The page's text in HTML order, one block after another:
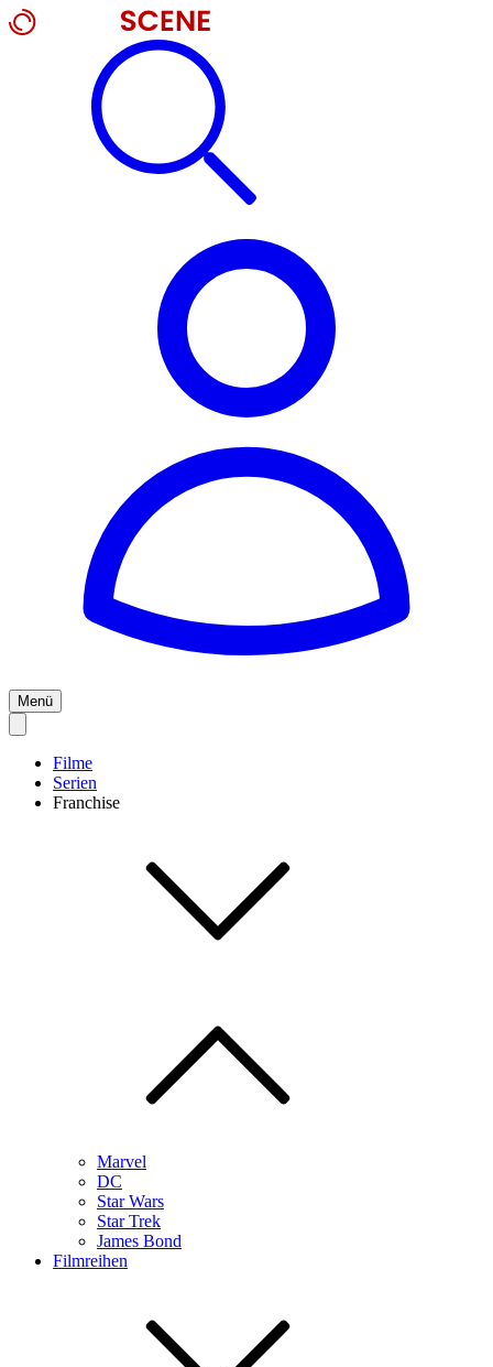
Menü
Filme
Serien
Franchise
Marvel
DC
Star Wars
Star Trek
James Bond
Filmreihen